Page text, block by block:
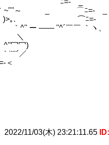
ﾆ=- _ ｀`～､、
＼｀~"''～ _
＼ ＼ )>｡
＼ ＼ ｀^''
＼ ＼.
^''
／ ／
/ じ | ⌒
2022/11/03(木) 23:21:11.65